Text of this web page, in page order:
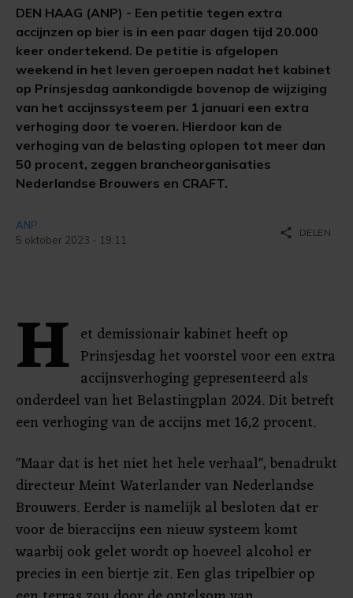
DEN HAAG (ANP) - Een petitie tegen extra
accijnzen op bier is in een paar dagen tijd 20.000
keer ondertekend. De petitie is afgelopen
weekend in het leven geroepen nadat het kabinet
op Prinsjesdag aankondigde bovenop de wijziging
van het accijnssysteem per 1 januari een extra
verhoging door te voeren. Hierdoor kan de
verhoging van de belasting oplopen tot meer dan
50 procent, zeggen brancheorganisaties
Nederlandse Brouwers en CRAFT.
ANP
5 oktober 2023 - 19:11
share DELEN
H et demissionair kabinet heeft op
Prinsjesdag het voorstel voor een extra
accijnsverhoging gepresenteerd als
onderdeel van het Belastingplan 2024. Dit betreft
een verhoging van de accijns met 16,2 procent.
"Maar dat is het niet het hele verhaal", benadrukt
directeur Meint Waterlander van Nederlandse
Brouwers. Eerder is namelijk al besloten dat er
voor de bieraccijns een nieuw systeem komt
waarbij ook gelet wordt op hoeveel alcohol er
precies in een biertje zit. Een glas tripelbier op